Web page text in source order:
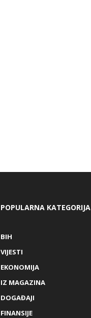
POPULARNA KATEGORIJA
BIH
VIJESTI
EKONOMIJA
IZ MAGAZINA
DOGAĐAJI
FINANSIJE